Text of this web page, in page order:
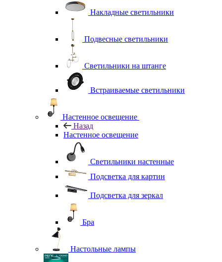
Накладные светильники
Подвесные светильники
Светильники на штанге
Встраиваемые светильники
Настенное освещение
Назад
Настенное освещение
Светильники настенные
Подсветка для картин
Подсветка для зеркал
Бра
Настольные лампы